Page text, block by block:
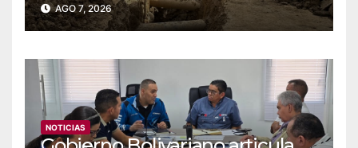
AGO 7, 2026
NOTICIAS